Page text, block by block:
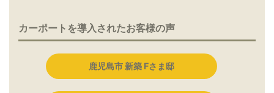
カーポートを導入されたお客様の声
鹿児島市 新築 Fさま邸